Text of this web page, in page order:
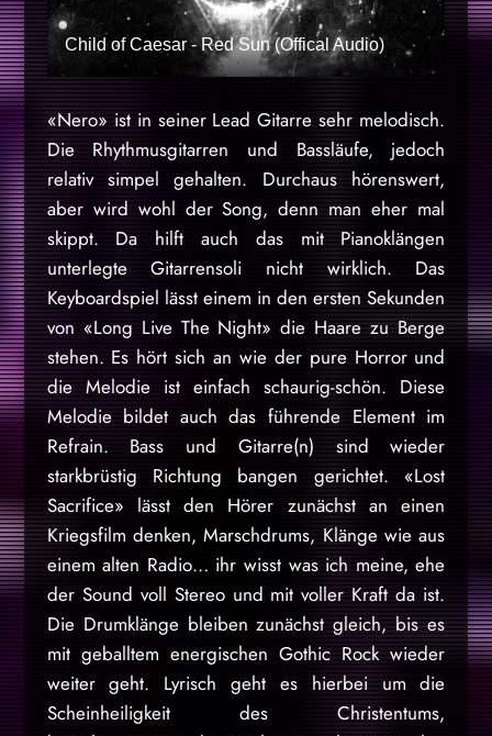
Child of Caesar - Red Sun (Offical Audio)
«Nero» ist in seiner Lead Gitarre sehr melodisch.
Die Rhythmusgitarren und Bassläufe, jedoch
relativ simpel gehalten. Durchaus hörenswert,
aber wird wohl der Song, denn man eher mal
skippt. Da hilft auch das mit Pianoklängen
unterlegte Gitarrensoli nicht wirklich. Das
Keyboardspiel lässt einem in den ersten Sekunden
von «Long Live The Night» die Haare zu Berge
stehen. Es hört sich an wie der pure Horror und
die Melodie ist einfach schaurig-schön. Diese
Melodie bildet auch das führende Element im
Refrain. Bass und Gitarre(n) sind wieder
starkbrüstig Richtung bangen gerichtet. «Lost
Sacrifice» lässt den Hörer zunächst an einen
Kriegsfilm denken, Marschdrums, Klänge wie aus
einem alten Radio… ihr wisst was ich meine, ehe
der Sound voll Stereo und mit voller Kraft da ist.
Die Drumklänge bleiben zunächst gleich, bis es
mit geballtem energischen Gothic Rock wieder
weiter geht. Lyrisch geht es hierbei um die
Scheinheiligkeit des Christentums,